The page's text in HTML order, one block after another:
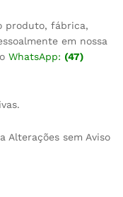
produto, fábrica,
em nossa
WhatsApp: (47)
Alterações sem Aviso